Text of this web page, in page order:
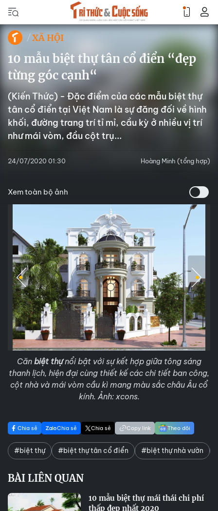
XÃ HỘI
10 mẫu biệt thự tân cổ điển “đẹp
từng góc cạnh“
(Kiến Thức) - Đặc điểm của các mẫu biệt thự
tân cổ điển tại Việt Nam là sự đăng đối về hình
khối, đường trang trí tỉ mỉ, cầu kỳ ở nhiều vị trí
như mái vòm, đầu cột trụ...
24/07/2020 01:30 Hoàng Minh (tổng hợp)
Xem toàn bộ ảnh
Căn biệt thựnổi bật với sự kết hợp giữa tông sáng
thanh lịch, hiện đại cùng thiết kế các chi tiết ban công,
cột nhà và mái vòm cầu kì mang màu sắc châu Âu cổ
kính. Ảnh: xcons.
Chia sẻ Chia sẻ Chia sẻ Copy link Theo dõi
#biệt thự #biệt thự tân cổ điển #biệt thự nhà vườn
BÀI LIÊN QUAN
10 mẫu biệt thự mái thái chi phí
thấp đẹp nhất 2020